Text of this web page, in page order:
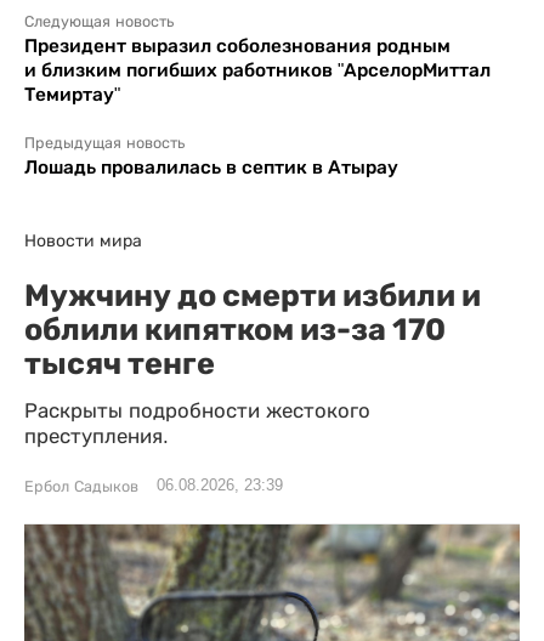
Следующая новость
Президент выразил соболезнования родным
и близким погибших работников "АрселорМиттал
Темиртау"
Предыдущая новость
Лошадь провалилась в септик в Атырау
Новости мира
Мужчину до смерти избили и
облили кипятком из-за 170
тысяч тенге
Раскрыты подробности жестокого
преступления.
Ербол Садыков 06.08.2026, 23:39